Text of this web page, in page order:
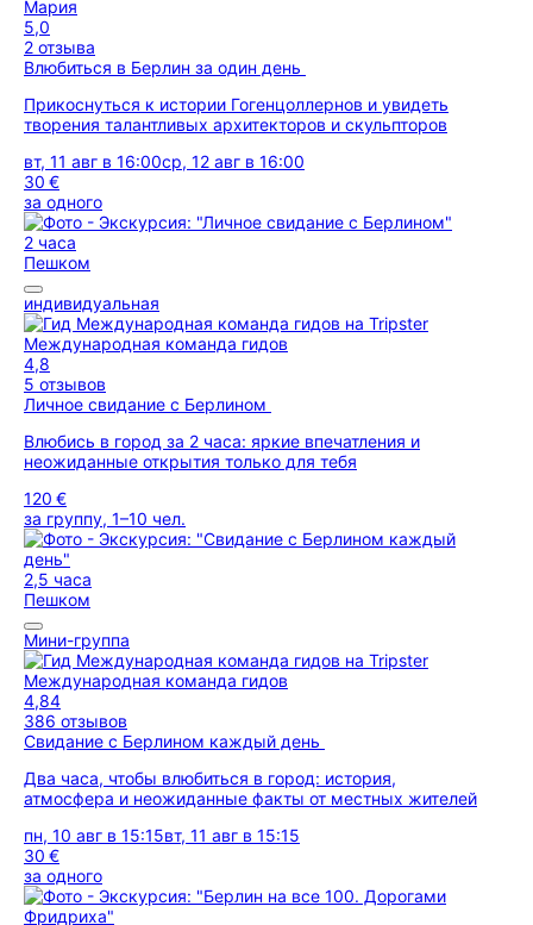
Мария
5,0
2 отзыва
Влюбиться в Берлин за один день
Прикоснуться к истории Гогенцоллернов и увидеть
творения талантливых архитекторов и скульпторов
вт, 11 авг в 16:00ср, 12 авг в 16:00
30 €
за одного
2 часа
Пешком
индивидуальная
Международная команда гидов
4,8
5 отзывов
Личное свидание с Берлином
Влюбись в город за 2 часа: яркие впечатления и
неожиданные открытия только для тебя
120 €
за группу, 1–10 чел.
2,5 часа
Пешком
Мини-группа
Международная команда гидов
4,84
386 отзывов
Свидание с Берлином каждый день
Два часа, чтобы влюбиться в город: история,
атмосфера и неожиданные факты от местных жителей
пн, 10 авг в 15:15вт, 11 авг в 15:15
30 €
за одного